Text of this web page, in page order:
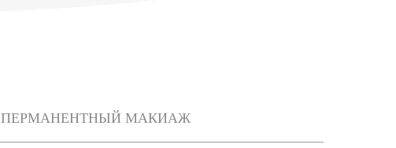
ПЕРМАНЕНТНЫЙ МАКИАЖ